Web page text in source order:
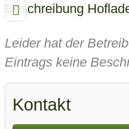
Beschreibung
Leider hat der
Eintrags keine
Kontakt